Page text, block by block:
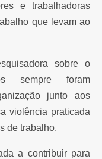
e trabalhadoras
que levam ao
sobre o
sempre foram
junto aos
violência praticada
de trabalho.
a contribuir para